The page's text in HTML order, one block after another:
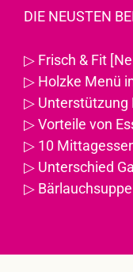
DIE NEUSTEN
▷ Frisch & Fit
▷ Holzke Menü
▷ Unterstützung
▷Vorteile von
▷ 10
▷ Unterschied
▷ Bärlauchsuppe